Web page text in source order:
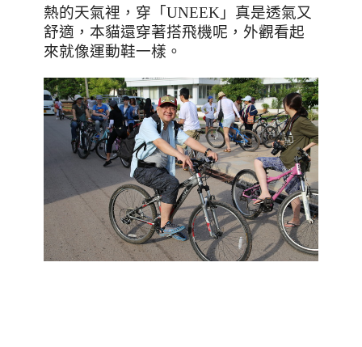
熱的天氣裡，穿「UNEEK 」真是透氣又
舒適，本貓還穿著搭飛機呢，外觀看起
來就像運動鞋一樣。